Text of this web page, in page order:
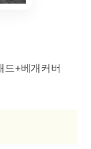
드+베개커버